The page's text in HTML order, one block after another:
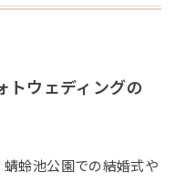
トウェディングの
蛉池公園での結婚式や